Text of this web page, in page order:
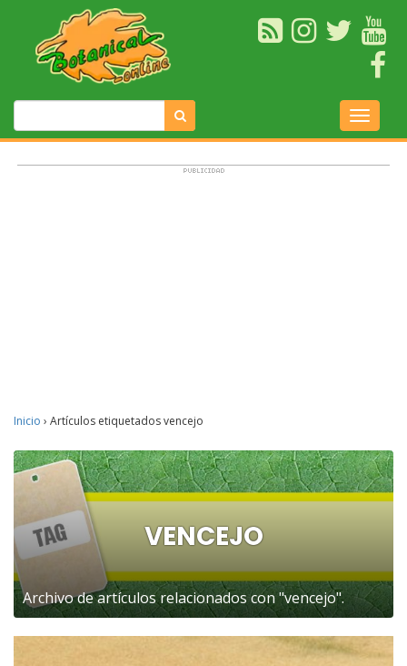
Inicio › Artículos etiquetados vencejo
VENCEJO
Archivo de artículos relacionados con "vencejo".